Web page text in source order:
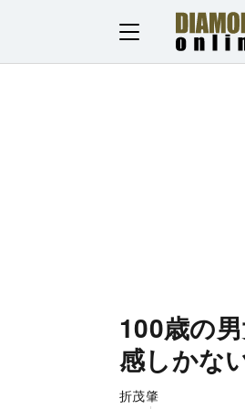
100歳の
感しかな
折茂肇